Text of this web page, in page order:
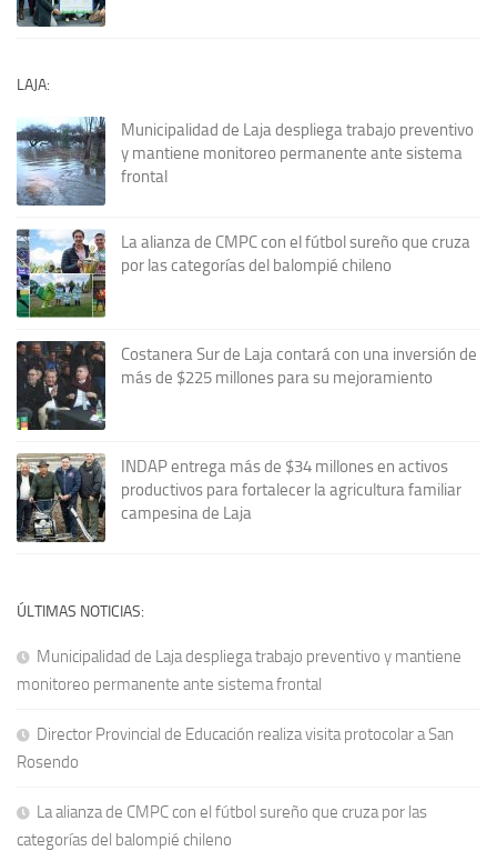
LAJA:
Municipalidad de Laja despliega trabajo preventivo
y mantiene monitoreo permanente ante sistema
frontal
La alianza de CMPC con el fútbol sureño que cruza
por las categorías del balompié chileno
Costanera Sur de Laja contará con una inversión de
más de $225 millones para su mejoramiento
INDAP entrega más de $34 millones en activos
productivos para fortalecer la agricultura familiar
campesina de Laja
ÚLTIMAS NOTICIAS:
Municipalidad de Laja despliega trabajo preventivo y mantiene
monitoreo permanente ante sistema frontal
Director Provincial de Educación realiza visita protocolar a San
Rosendo
La alianza de CMPC con el fútbol sureño que cruza por las
categorías del balompié chileno